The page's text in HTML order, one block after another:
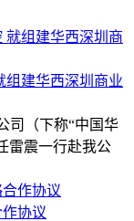
组建华西深圳商业
司（下称“中国华
雷震一行赴我公
协议